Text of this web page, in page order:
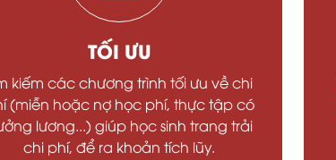
TỐI ƯU
kiếm các chương trình tối ưu về chi
(miễn hoặc nợ học phí, thực tập có
lương...) giúp học sinh trang trải
chi phí, để ra khoản tích lũy.